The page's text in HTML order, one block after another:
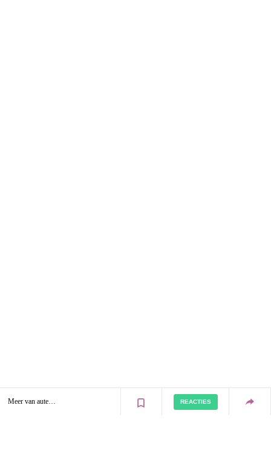
Meer van auteurs REACTIES